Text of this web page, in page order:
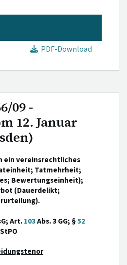
PDF-Download
09 -
12. Januar
ein vereinsrechtliches
Tatmehrheit;
Bewertungseinheit);
(Dauerdelikt;
Art.103Abs. 3 GG; §52